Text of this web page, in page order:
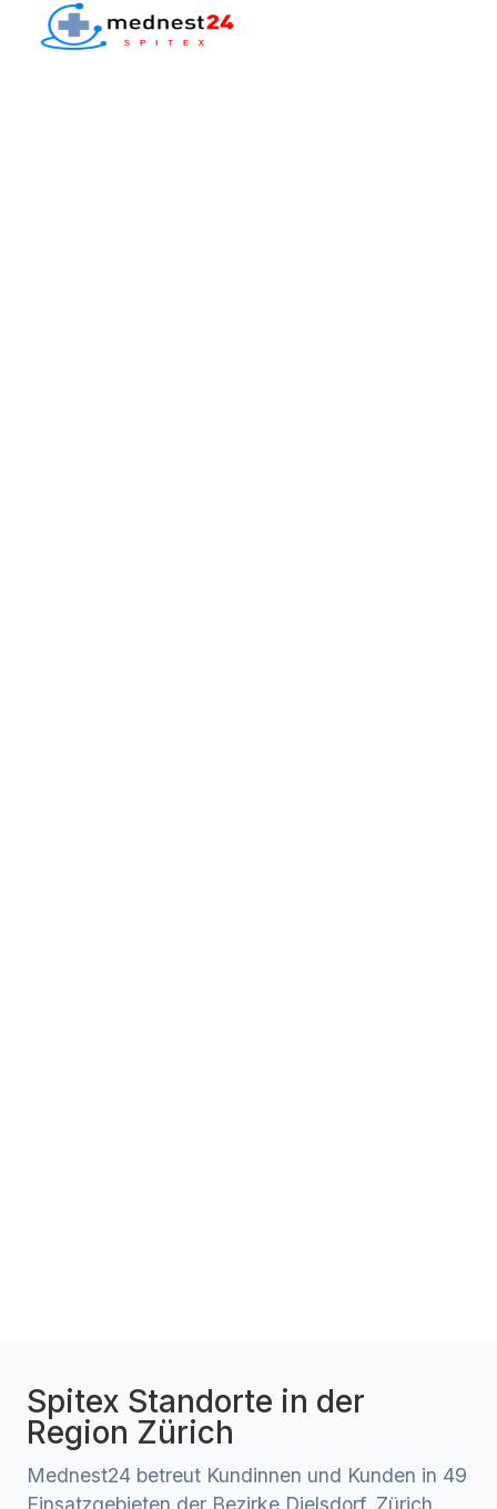
Spitex Standorte in der
Region Zürich
Mednest24 betreut Kundinnen und Kunden in 49
Einsatzgebieten der Bezirke Dielsdorf, Zürich